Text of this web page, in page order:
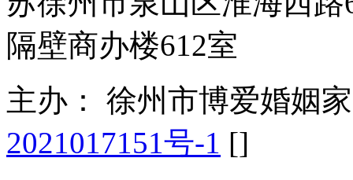
隔壁商办楼612室
主办： 徐州市博爱婚姻
2021017151号-1 []